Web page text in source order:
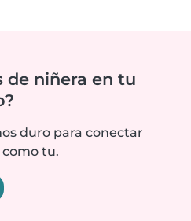
de niñera en tu
duro para conectar
tu.